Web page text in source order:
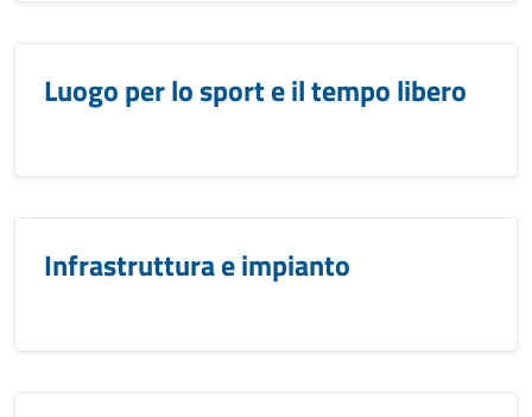
Luogo per lo sport e il tempo libero
Infrastruttura e impianto